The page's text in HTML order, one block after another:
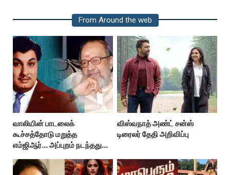
From Around the web
வாலியின் பாடலைக்
கூச்சத்தோடு மறுத்த
எம்ஜிஆர்... அப்புறம் நடந்தது
விஸ்வநாத் அண்ட் சன்ஸ்
டிரைலர் தேதி அறிவிப்பு